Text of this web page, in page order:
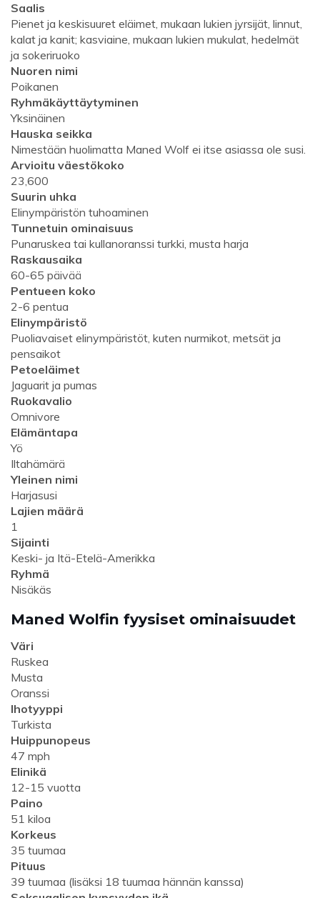
Saalis
Pienet ja keskisuuret eläimet, mukaan lukien jyrsijät, linnut,
kalat ja kanit; kasviaine, mukaan lukien mukulat, hedelmät
ja sokeriruoko
Nuoren nimi
Poikanen
Ryhmäkäyttäytyminen
Yksinäinen
Hauska seikka
Nimestään huolimatta Maned Wolf ei itse asiassa ole susi.
Arvioitu väestökoko
23,600
Suurin uhka
Elinympäristön tuhoaminen
Tunnetuin ominaisuus
Punaruskea tai kullanoranssi turkki, musta harja
Raskausaika
60-65 päivää
Pentueen koko
2-6 pentua
Elinympäristö
Puoliavaiset elinympäristöt, kuten nurmikot, metsät ja
pensaikot
Petoeläimet
Jaguarit ja pumas
Ruokavalio
Omnivore
Elämäntapa
Yö
Iltahämärä
Yleinen nimi
Harjasusi
Lajien määrä
1
Sijainti
Keski- ja Itä-Etelä-Amerikka
Ryhmä
Nisäkäs
Maned Wolfin fyysiset ominaisuudet
Väri
Ruskea
Musta
Oranssi
Ihotyyppi
Turkista
Huippunopeus
47 mph
Elinikä
12-15 vuotta
Paino
51 kiloa
Korkeus
35 tuumaa
Pituus
39 tuumaa (lisäksi 18 tuumaa hännän kanssa)